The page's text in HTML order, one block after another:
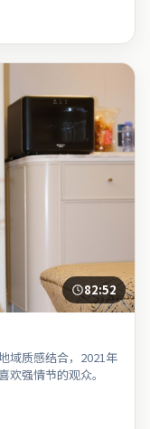
82:52
域质感结合，2021年
强情节的观众。